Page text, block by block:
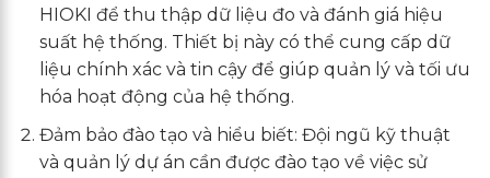
HIOKI để thu thập dữ liệu đo và đánh giá hiệu
suất hệ thống. Thiết bị này có thể cung cấp dữ
liệu chính xác và tin cậy để giúp quản lý và tối ưu
hóa hoạt động của hệ thống.
Đảm bảo đào tạo và hiểu biết: Đội ngũ kỹ thuật
và quản lý dự án cần được đào tạo về việc sử